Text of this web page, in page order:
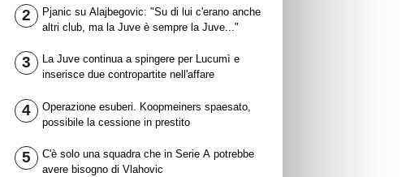
2
Pjanic su Alajbegovic: "Su di lui c'erano anche
altri club, ma la Juve è sempre la Juve..."
3
La Juve continua a spingere per Lucumì e
inserisce due contropartite nell'affare
4
Operazione esuberi. Koopmeiners spaesato,
possibile la cessione in prestito
5
C'è solo una squadra che in Serie A potrebbe
avere bisogno di Vlahovic